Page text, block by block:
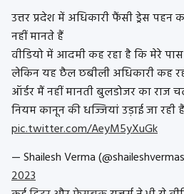
उत्तर प्रदेश में अधिकारी फैंसी ड्रेस पहन
नहीं मानते हैं
वीडियो में आदमी कह रहा है कि मेरे पास
लेकिन यह छैल छबीली अधिकारी कह
ऑर्डर मैं नहीं मानती बुलडोजर का राज
नियम कानून की धज्जियां उड़ाई जा रही हैं
pic.twitter.com/AeyM5yXuGk
— Shailesh Verma
2023